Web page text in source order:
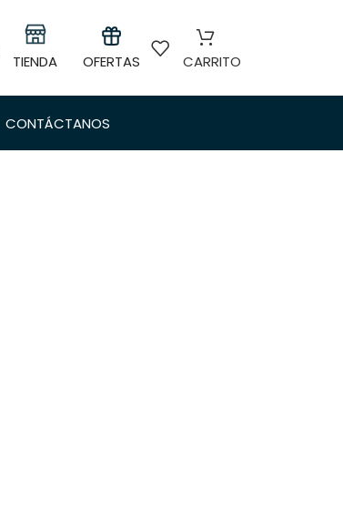
TIENDA OFERTAS CARRITO
CONTÁCTANOS